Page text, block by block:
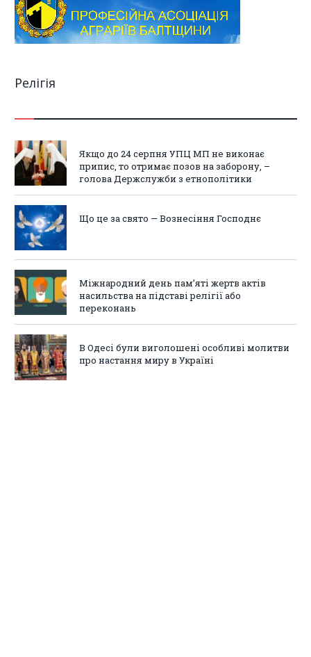
Релігія
Якщо до 24 серпня УПЦ МП не виконає
припис, то отримає позов на заборону, –
голова Держслужби з етнополітики
Що це за свято — Вознесіння Господнє
Міжнародний день пам’яті жертв актів
насильства на підставі релігії або
переконань
В Одесі були виголошені особливі молитви
про настання миру в Україні